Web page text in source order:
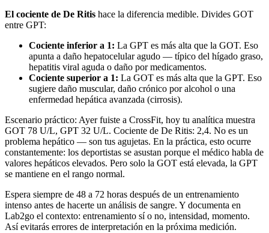
El cociente de De Ritis hace la diferencia medible. Divides GOT
entre GPT:
Cociente inferior a 1: La GPT es más alta que la GOT. Eso
apunta a daño hepatocelular agudo — típico del hígado graso,
hepatitis viral aguda o daño por medicamentos.
Cociente superior a 1: La GOT es más alta que la GPT. Eso
sugiere daño muscular, daño crónico por alcohol o una
enfermedad hepática avanzada (cirrosis).
Escenario práctico: Ayer fuiste a CrossFit, hoy tu analítica muestra
GOT 78 U/L, GPT 32 U/L. Cociente de De Ritis: 2,4. No es un
problema hepático — son tus agujetas. En la práctica, esto ocurre
constantemente: los deportistas se asustan porque el médico habla de
valores hepáticos elevados. Pero solo la GOT está elevada, la GPT
se mantiene en el rango normal.
Espera siempre de 48 a 72 horas después de un entrenamiento
intenso antes de hacerte un análisis de sangre. Y documenta en
Lab2go el contexto: entrenamiento sí o no, intensidad, momento.
Así evitarás errores de interpretación en la próxima medición.